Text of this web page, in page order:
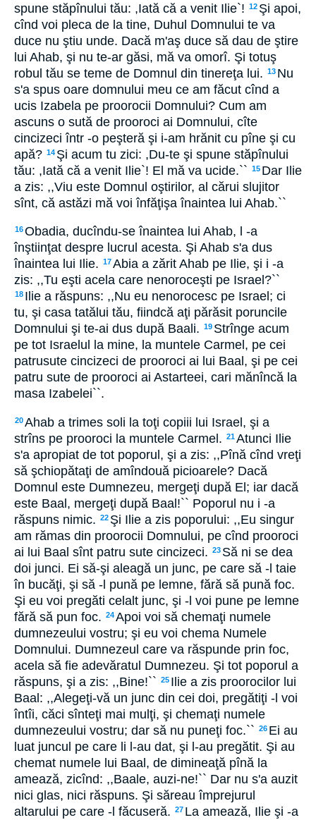
spune stăpînului tău: ,Iată că a venit Ilie`! 12 Şi apoi,
cînd voi pleca de la tine, Duhul Domnului te va
duce nu ştiu unde. Dacă m'aş duce să dau de ştire
lui Ahab, şi nu te-ar găsi, mă va omorî. Şi totuş
robul tău se teme de Domnul din tinereţa lui. 13 Nu
s'a spus oare domnului meu ce am făcut cînd a
ucis Izabela pe proorocii Domnului? Cum am
ascuns o sută de prooroci ai Domnului, cîte
cincizeci într -o peşteră şi i-am hrănit cu pîne şi cu
apă? 14 Şi acum tu zici: ,Du-te şi spune stăpînului
tău: ,Iată că a venit Ilie`! El mă va ucide.`` 15 Dar Ilie
a zis: ,,Viu este Domnul oştirilor, al cărui slujitor
sînt, că astăzi mă voi înfăţişa înaintea lui Ahab.``
16Obadia, ducîndu-se înaintea lui Ahab, l -a
înştiinţat despre lucrul acesta. Şi Ahab s'a dus
înaintea lui Ilie. 17Abia a zărit Ahab pe Ilie, şi i -a
zis: ,,Tu eşti acela care nenoroceşti pe Israel?``
18 Ilie a răspuns: ,,Nu eu nenorocesc pe Israel; ci
tu, şi casa tatălui tău, fiindcă aţi părăsit poruncile
Domnului şi te-ai dus după Baali. 19 Strînge acum
pe tot Israelul la mine, la muntele Carmel, pe cei
patrusute cincizeci de prooroci ai lui Baal, şi pe cei
patru sute de prooroci ai Astarteei, cari mănîncă la
masa Izabelei``.
20Ahab a trimes soli la toţi copiii lui Israel, şi a
strîns pe prooroci la muntele Carmel. 21Atunci Ilie
s'a apropiat de tot poporul, şi a zis: ,,Pînă cînd vreţi
să şchiopătaţi de amîndouă picioarele? Dacă
Domnul este Dumnezeu, mergeţi după El; iar dacă
este Baal, mergeţi după Baal!`` Poporul nu i -a
răspuns nimic. 22 Şi Ilie a zis poporului: ,,Eu singur
am rămas din proorocii Domnului, pe cînd prooroci
ai lui Baal sînt patru sute cincizeci. 23 Să ni se dea
doi junci. Ei să-şi aleagă un junc, pe care să -l taie
în bucăţi, şi să -l pună pe lemne, fără să pună foc.
Şi eu voi pregăti celalt junc, şi -l voi pune pe lemne
fără să pun foc. 24Apoi voi să chemaţi numele
dumnezeului vostru; şi eu voi chema Numele
Domnului. Dumnezeul care va răspunde prin foc,
acela să fie adevăratul Dumnezeu. Şi tot poporul a
răspuns, şi a zis: ,,Bine!`` 25 Ilie a zis proorocilor lui
Baal: ,,Alegeţi-vă un junc din cei doi, pregătiţi -l voi
întîi, căci sînteţi mai mulţi, şi chemaţi numele
dumnezeului vostru; dar să nu puneţi foc.`` 26 Ei au
luat juncul pe care li l-au dat, şi l-au pregătit. Şi au
chemat numele lui Baal, de dimineaţă pînă la
amează, zicînd: ,,Baale, auzi-ne!`` Dar nu s'a auzit
nici glas, nici răspuns. Şi săreau împrejurul
altarului pe care -l făcuseră. 27 La amează, Ilie şi -a